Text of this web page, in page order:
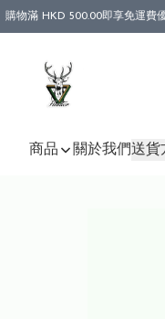
購物滿 HKD 500.00即享免運費
商品 關於我們送貨